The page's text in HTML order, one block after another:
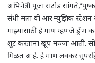
अभिनेत्री पूजा राठोड
संधी मला वी आर म्युझिक स्टेशन
माझ्यासाठी हे गाण म्हणजे ड्रीम
शूट करताना खूप मज्जा आली.
मिळत आहे. हे गाण लवकर